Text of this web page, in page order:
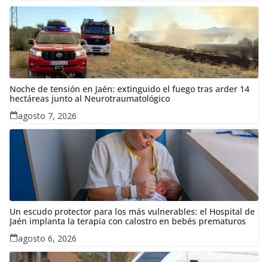
Noche de tensión en Jaén: extinguido el fuego tras arder 14
hectáreas junto al Neurotraumatológico
agosto 7, 2026
Un escudo protector para los más vulnerables: el Hospital de
Jaén implanta la terapia con calostro en bebés prematuros
agosto 6, 2026